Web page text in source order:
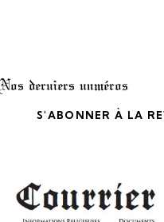
Nos derniers numéros
S'ABONNER À LA